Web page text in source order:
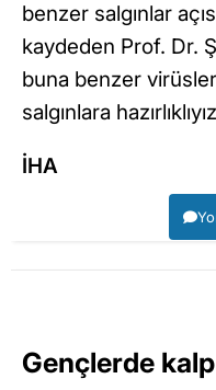
benzer salgınlar
kaydeden Prof. Dr.
buna benzer
salgınlara
İHA
Gençlerde